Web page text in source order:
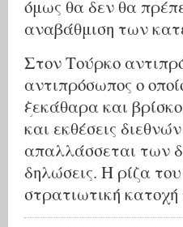
όμως θα δεν θα
αναβάθμιση των
Στον Τούρκο
αντιπρόσωπος ο
ξεκάθαρα και
και εκθέσεις
απαλλάσσεται των
δηλώσεις. Η ρίζα
στρατιωτική